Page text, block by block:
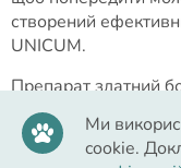
створений
UNICUM.
Препарат здатний
личинками та
вошами,
числі,
Ми
cookie.